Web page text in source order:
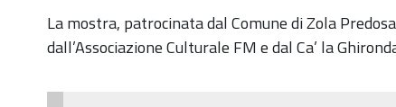
Dal
al
La mostra, patrocinata dal Comune di Zola
dall’Associazione Culturale FM e dal Ca’ la